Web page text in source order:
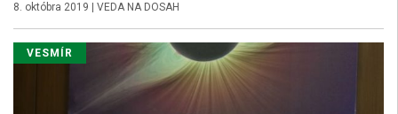
8. októbra 2019 VEDA NA DOSAH
VESMÍR